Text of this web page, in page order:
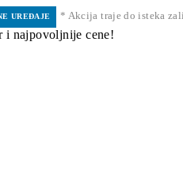
UREĐAJE * Akcija traje do isteka
najpovoljnije cene!